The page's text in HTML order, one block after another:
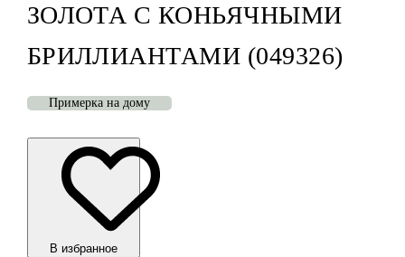
ЗОЛОТА С КОНЬЯЧНЫМИ
БРИЛЛИАНТАМИ (049326)
Примерка на дому
В избранноe